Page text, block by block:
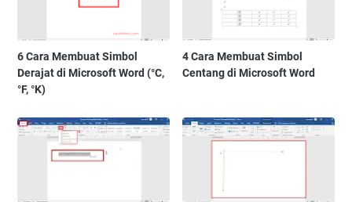
6 Cara Membuat Simbol
Derajat di Microsoft Word (°C,
°F, °K)
4 Cara Membuat Simbol
Centang di Microsoft Word